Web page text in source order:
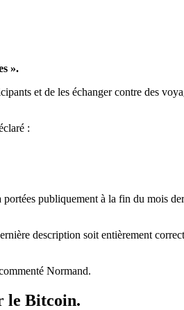
».
et de les échanger contre des
:
publiquement à la fin du mois
description soit entièrement
Normand.
le Bitcoin.